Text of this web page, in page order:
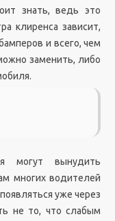
знать, ведь это
клиренса зависит,
и всего, чем
заменить, либо
могут вынудить
многих водителей
уже через
не то, что слабым